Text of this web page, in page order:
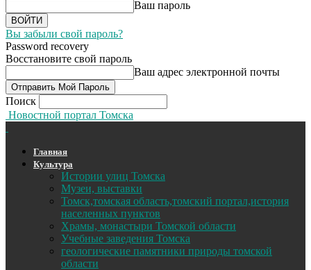
Ваш пароль
Вы забыли свой пароль?
Password recovery
Восстановите свой пароль
Ваш адрес электронной почты
Поиск
Новостной портал Томска
Главная
Культура
Истории улиц Томска
Музеи, выставки
Томск,томская область,томский портал,история
населенных пунктов
Храмы, монастыри Томской области
Учебные заведения Томска
геологические памятники природы томской
области